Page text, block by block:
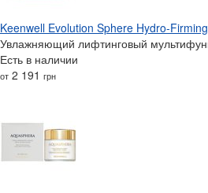
Keenwell Evolution Sphere Hydro-
Увлажняющий лифтинговый
Есть в наличии
от 2 191 грн